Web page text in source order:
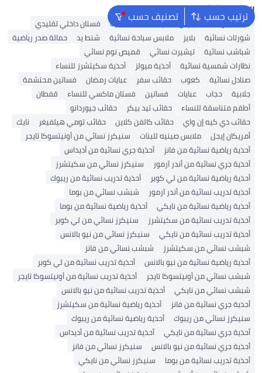
ترتيب حسب تصنيف حسب البحث الشائع
شنط ألدو شنط جيس نسائية شنط نسائية
فستان داخلي تقليدي
شورتات نسائية
بلايز ملابس سباحة نسائية شنط يد
حمالة صدر رياضية
شباشب نسائية
تيشيرت نسائي
قميص نوم نسائي
نظارات شمسية نسائية
أحذية ميولز
أحذية سكيتشرز للنساء
صنادل نسائية
كعوب حقائب سفر عبايات رمضان
فساتين محتشمة
جلابية
حجاب عبايات فساتين فستان ماكسي للنساء
قفطان
أطقم متناسقة للنساء
حقائب تيد بيكر
حقائب جيوردانو
حقائب دي كيه إن واي
حقائب كالفن كلاين حقائب تومي هيلفيغر
نايك
أمريكان إيجل
ملابس صينيه للبنات
سنيكرز نسائي من أونيتسوكا تايجر
أحذية رياضية نسائية من فانز
أحذية جري نسائية من أديداس
أحذية جري نسائية من أندر آرمور
سنيكرز نسائي من سكيتشرز
أحذية رياضية نسائية من لي كوبر
أحذية تدريب نسائية من ريبوك
أحذية تدريب نسائية من أندر آرمور
شبشب نسائي من بوما
أحذية رياضية نسائية من نايكي
أحذية رياضية نسائية من بوما
أحذية تدريب نسائية من سكيتشرز
سنيكرز نسائي من لي كوبر
أحذية تدريب نسائية من نايكي
سنيكرز نسائي من نيو بالانس
شبشب نسائي من سكيتشرز
شبشب نسائي من فانز
أحذية رياضية نسائية من نيو بالانس
أحذية تدريب نسائية من لي كوبر
شبشب نسائي من أونيتسوكا تايجر
أحذية تدريب نسائية من أونيتسوكا تايجر
شبشب نسائي من نايكي
أحذية تدريب نسائية من نيو بالانس
أحذية جري نسائية من فانز
أحذية رياضية نسائية من سكيتشرز
سنيكرز نسائي من ريبوك
أحذية رياضية نسائية من ريبوك
أحذية جري نسائية من نايكي
أحذية تدريب نسائية من أديداس
أحذية جري نسائية من نيو بالانس
سنيكرز نسائي من فانز
أحذية تدريب نسائية من بوما
سنيكرز نسائي من نايكي